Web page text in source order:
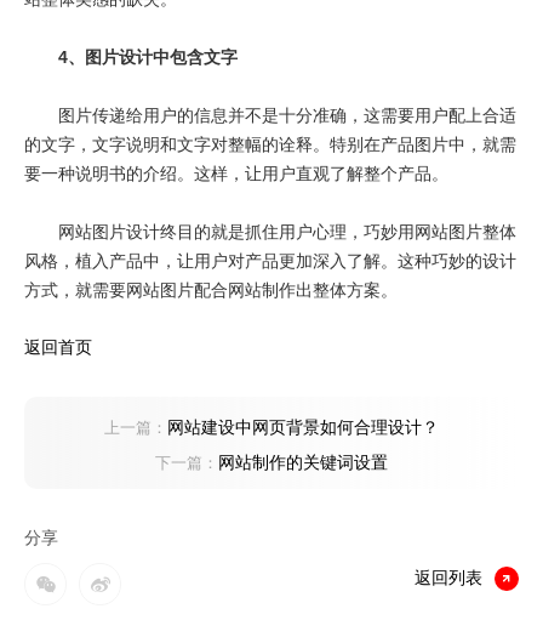
分享
返回列表
4、图片设计中包含文字
图片传递给用户的信息并不是十分准确，这需要用户配上合适
的文字，文字说明和文字对整幅的诠释。特别在产品图片中，就需
要一种说明书的介绍。这样，让用户直观了解整个产品。
网站图片设计终目的就是抓住用户心理，巧妙用网站图片整体
风格，植入产品中，让用户对产品更加深入了解。这种巧妙的设计
方式，就需要网站图片配合网站制作出整体方案。
返回首页
上一篇： 网站建设中网页背景如何合理设计？
下一篇： 网站制作的关键词设置